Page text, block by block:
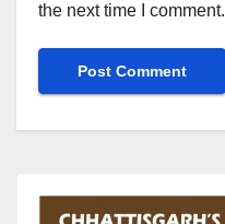
the next time I comment.